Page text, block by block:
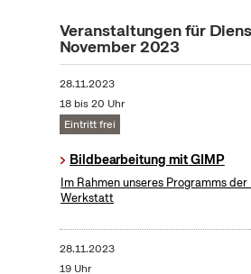
Veranstaltungen für
November 2023
28.11.2023
18 bis 20 Uhr
Eintritt frei
Bildbearbeitung mit GIMP
Im Rahmen unseres Programms
Werkstatt
28.11.2023
19 Uhr